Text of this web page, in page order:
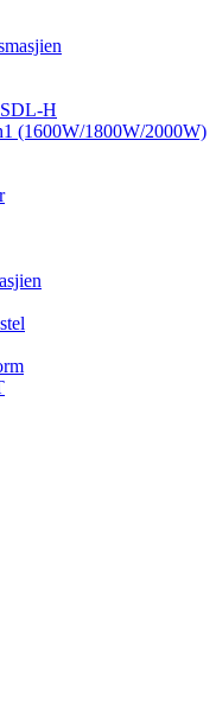
SDL-H
(1600W/1800W/2000W)